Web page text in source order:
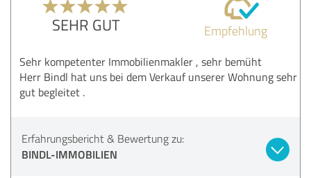
SEHR GUT Empfehlung
Sehr kompetenter Immobilienmakler , sehr bemüht
Herr Bindl hat uns bei dem Verkauf unserer Wohnung sehr
gut begleitet .
Erfahrungsbericht & Bewertung zu:
BINDL-IMMOBILIEN